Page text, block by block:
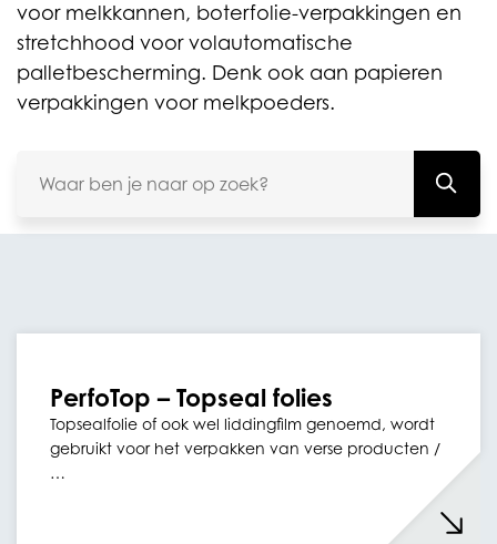
voor melkkannen, boterfolie-verpakkingen en
stretchhood voor volautomatische
palletbescherming. Denk ook aan papieren
verpakkingen voor melkpoeders.
PerfoTop – Topseal folies
Topsealfolie of ook wel liddingfilm genoemd, wordt
gebruikt voor het verpakken van verse producten /
…